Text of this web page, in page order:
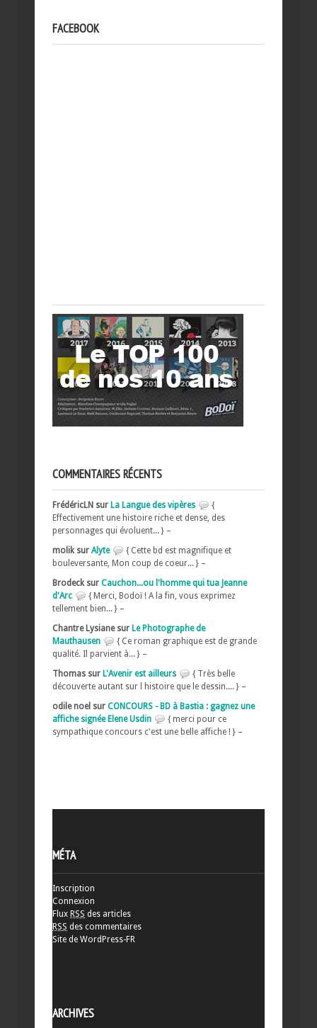
FACEBOOK
COMMENTAIRES RÉCENTS
FrédéricLN sur La Langue des vipères
{
Effectivement une histoire riche et dense, des
personnages qui évoluent... } –
molik sur Alyte
{ Cette bd est magnifique et
bouleversante, Mon coup de coeur... } –
Brodeck sur Cauchon...ou l'homme qui tua Jeanne
d'Arc
{ Merci, Bodoï ! A la fin, vous exprimez
tellement bien... } –
Chantre Lysiane sur Le Photographe de
Mauthausen
{ Ce roman graphique est de grande
qualité. Il parvient à... } –
Thomas sur L'Avenir est ailleurs
{ Très belle
découverte autant sur l histoire que le dessin.... } –
odile noel sur CONCOURS - BD à Bastia : gagnez une
affiche signée Elene Usdin
{ merci pour ce
sympathique concours c'est une belle affiche ! } –
MÉTA
Inscription
Connexion
Flux RSS des articles
RSS des commentaires
Site de WordPress-FR
ARCHIVES